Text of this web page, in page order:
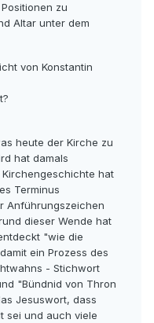
zu
Altar unter dem
von Konstantin
heute der Kirche zu
hat damals
hat
Terminus
Anführungszeichen
dieser Wende hat
"wie die
ein Prozess des
- Stichwort
"Bündnid von Thron
Jesuswort, dass
sei und auch viele